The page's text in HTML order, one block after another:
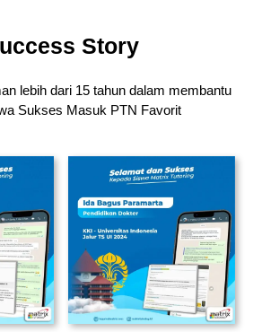
Story
lebih dari 15 tahun dalam membantu
Sukses Masuk PTN Favorit